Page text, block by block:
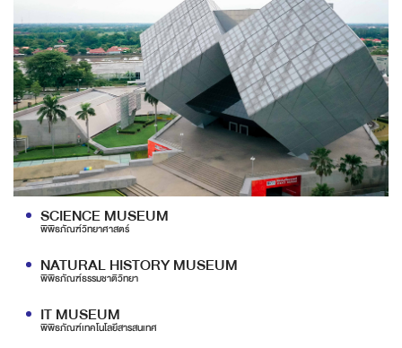
SCIENCE MUSEUM
พิพิธภัณฑ์วิทยาศาสตร์
NATURAL HISTORY MUSEUM
พิพิธภัณฑ์ธรรมชาติวิทยา
IT MUSEUM
พิพิธภัณฑ์เทคโนโลยีสารสนเทศ